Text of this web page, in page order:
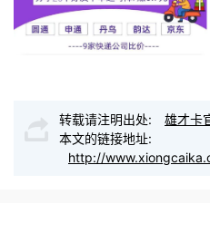
转载请注明出处:
雄才卡
本文的链接地址:
http://